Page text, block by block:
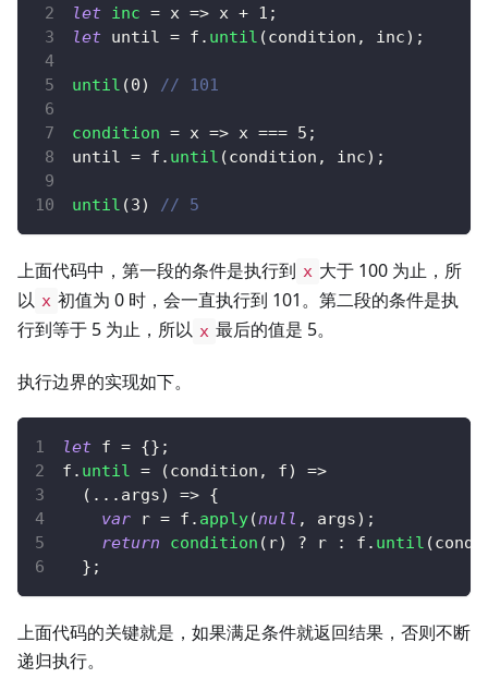
let inc = x => x + 1 ;
let until = f . until (condition , inc) ;
until (0) // 101
condition = x => x === 5 ;
until = f . until (condition , inc) ;
until (3) // 5
上面代码中，第一段的条件是执行到 x 大于 100 为止，所
以 x 初值为 0 时，会一直执行到 101。第二段的条件是执
行到等于 5 为止，所以 x 最后的值是 5。
执行边界的实现如下。
let f = {} ;
f . until = (condition , f)
=>
( ... args) => {
var r = f . apply(null , args) ;
return
condition ( r) ? r : f . until (
} ;
上面代码的关键就是，如果满足条件就返回结果，否则不断
递归执行。